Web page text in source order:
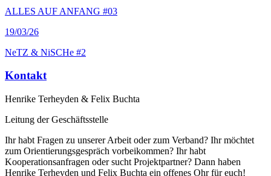
ALLES AUF ANFANG #03
19/03/26
NeTZ & NiSCHe #2
Kontakt
Henrike Terheyden & Felix Buchta
Leitung der Geschäftsstelle
Ihr habt Fragen zu unserer Arbeit oder zum Verband? Ihr möchtet
zum Orientierungsgespräch vorbeikommen? Ihr habt
Kooperationsanfragen oder sucht Projektpartner? Dann haben
Henrike Terheyden und Felix Buchta ein offenes Ohr für euch!